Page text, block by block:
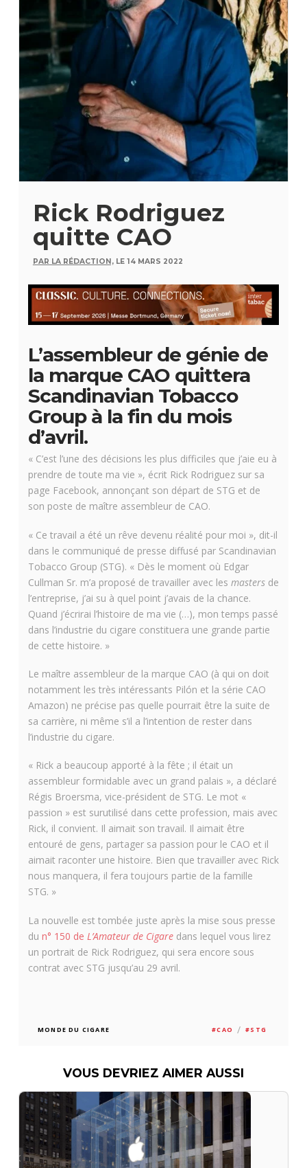
Rick Rodriguez
quitte CAO
PAR LA RÉDACTION, LE 14 MARS 2022
L’assembleur de génie de
la marque CAO quittera
Scandinavian Tobacco
Group à la fin du mois
d’avril.
« C’est l’une des décisions les plus difficiles que j’aie eu à
prendre de toute ma vie », écrit Rick Rodriguez sur sa
page Facebook, annonçant son départ de STG et de
son poste de maître assembleur de CAO.
« Ce travail a été un rêve devenu réalité pour moi », dit-il
dans le communiqué de presse diffusé par Scandinavian
Tobacco Group (STG). « Dès le moment où Edgar
Cullman Sr. m’a proposé de travailler avec les mastersde
l’entreprise, j’ai su à quel point j’avais de la chance.
Quand j’écrirai l’histoire de ma vie (…), mon temps passé
dans l’industrie du cigare constituera une grande partie
de cette histoire. »
Le maître assembleur de la marque CAO (à qui on doit
notamment les très intéressants Pilón et la série CAO
Amazon) ne précise pas quelle pourrait être la suite de
sa carrière, ni même s’il a l’intention de rester dans
l’industrie du cigare.
« Rick a beaucoup apporté à la fête ; il était un
assembleur formidable avec un grand palais », a déclaré
Régis Broersma, vice-président de STG. Le mot «
passion » est surutilisé dans cette profession, mais avec
Rick, il convient. Il aimait son travail. Il aimait être
entouré de gens, partager sa passion pour le CAO et il
aimait raconter une histoire. Bien que travailler avec Rick
nous manquera, il fera toujours partie de la famille
STG. »
La nouvelle est tombée juste après la mise sous presse
du n° 150 de L’Amateur de Cigaredans lequel vous lirez
un portrait de Rick Rodriguez, qui sera encore sous
contrat avec STG jusqu’au 29 avril.
MONDE DU CIGARE #CAO / #STG
VOUS DEVRIEZ AIMER AUSSI